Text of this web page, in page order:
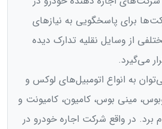
برای پاسخگویی به نیازهای
از وسایل نقلیه تدارک دیده
می‌گیرد.
به انواع اتومبیل‌های لوکس و
مینی بوس، کامیون، کامیونت و
برد. در واقع شرکت اجاره خودرو در